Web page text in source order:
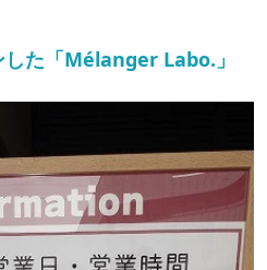
た「Mélanger Labo.」